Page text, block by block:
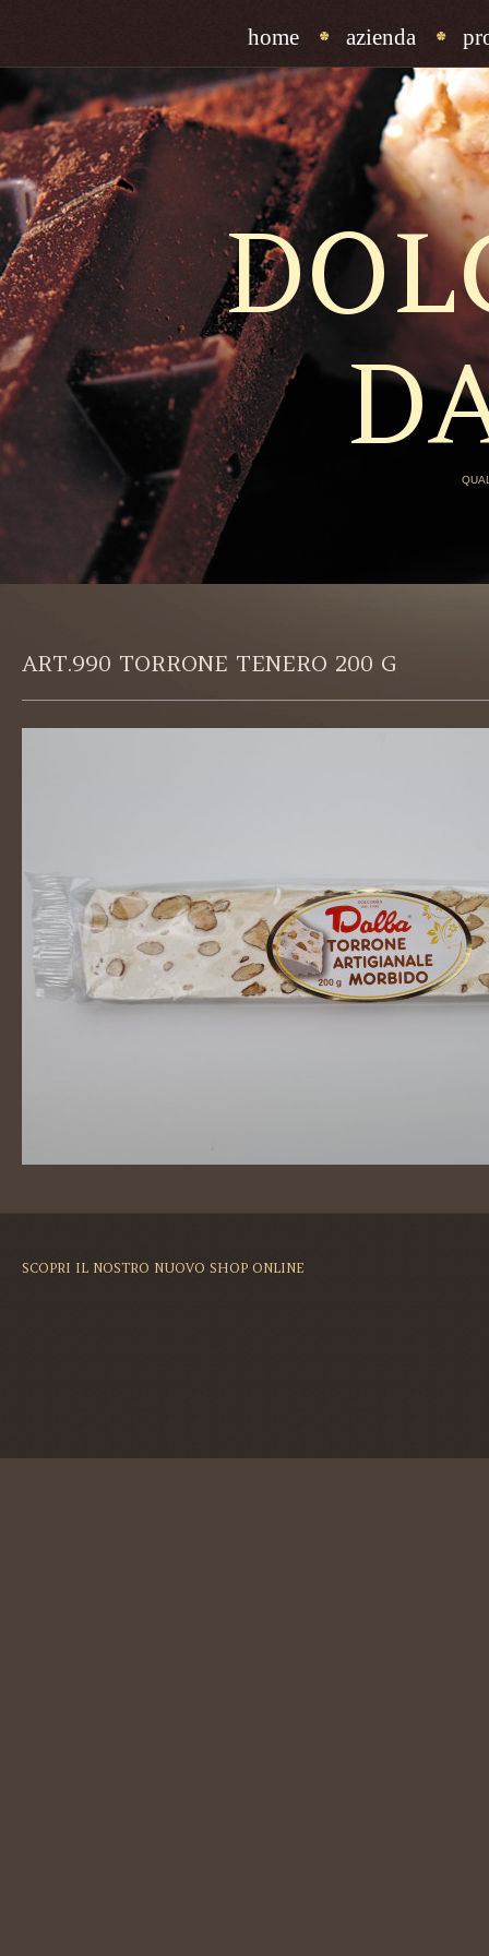
home azienda
ART.990 TORRONE TENERO 200 G
SCOPRI IL NOSTRO NUOVO SHOP ONLINE